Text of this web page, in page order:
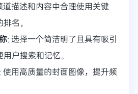
道描述和内容中合理使用关键
名。
: 选择一个简洁明了且具有吸引
户搜索和记忆。
: 使用高质量的封面图像，提升频